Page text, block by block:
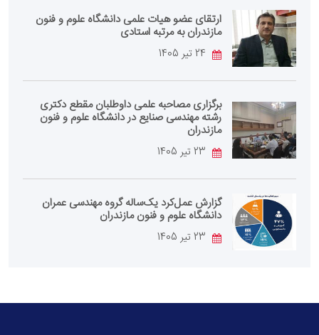
ارتقای عضو هیات علمی دانشگاه علوم و فنون
مازندران به مرتبه استادی
برگزاری مصاحبه علمی داوطلبان مقطع دکتری
رشته مهندسی صنایع در دانشگاه علوم و فنون
مازندران
گزارش عمل‌کرد یک‌ساله گروه مهندسی عمران
دانشگاه علوم و فنون مازندران